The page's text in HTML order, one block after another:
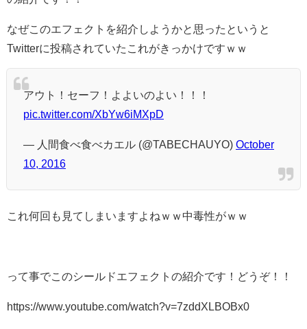
なぜこのエフェクトを紹介しようかと思ったというと
Twitterに投稿されていたこれがきっかけですｗｗ
アウト！セーフ！よよいのよい！！！
pic.twitter.com/XbYw6iMXpD
— 人間食べ食べカエル (@TABECHAUYO) October
10, 2016
これ何回も見てしまいますよねｗｗ中毒性がｗｗ
って事でこのシールドエフェクトの紹介です！どうぞ！！
https://www.youtube.com/watch?v=7zddXLBOBx0